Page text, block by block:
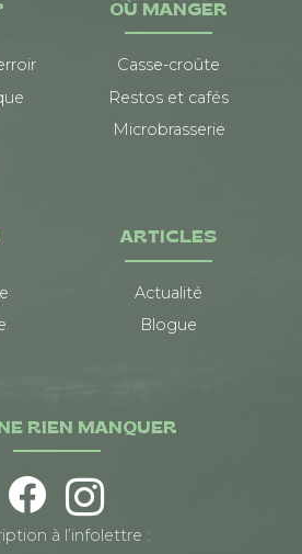
OÙ MANGER
Casse-croûte
Restos et cafés
Microbrasserie
ARTICLES
Actualité
Blogue
RIEN MANQUER
à l’infolettre :